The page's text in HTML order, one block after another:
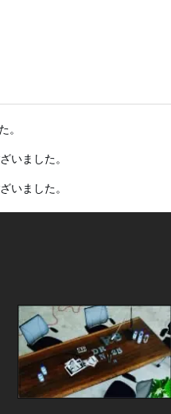
。
いました。
いました。